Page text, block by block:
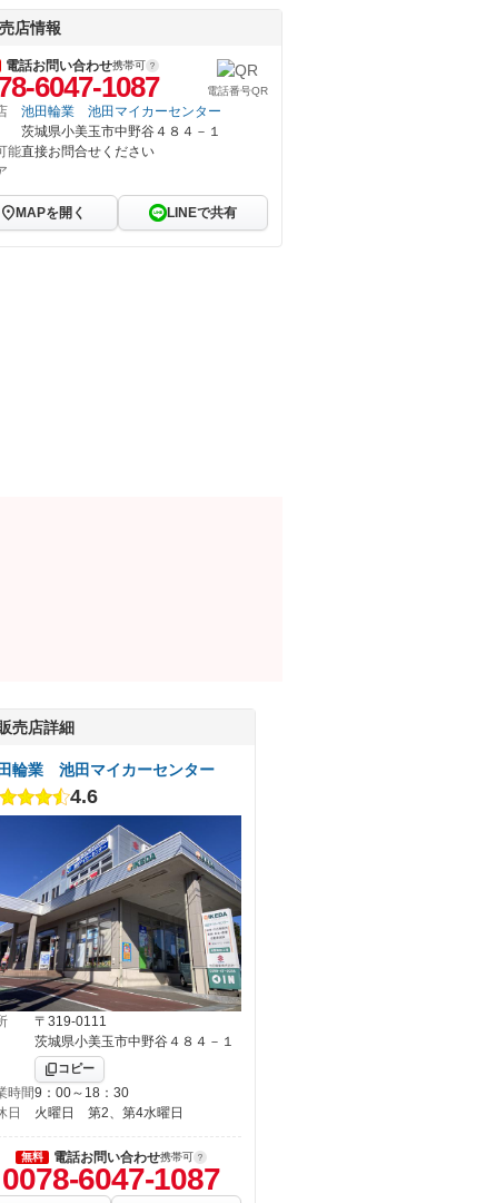
店情報
電話お問い合わせ携帯可
6047-1087 電話番号QR
池田輪業 池田マイカーセンター
茨城県小美玉市中野谷４８４－１
能直接お問合せください
MAPを開く LINEで共有
売店詳細
輪業 池田マイカーセンター
4.6
〒319-0111
茨城県小美玉市中野谷４８４－１
コピー
時間9：00～18：30
日
火曜日 第2、第4水曜日
無料 電話お問い合わせ携帯可
0078-6047-1087